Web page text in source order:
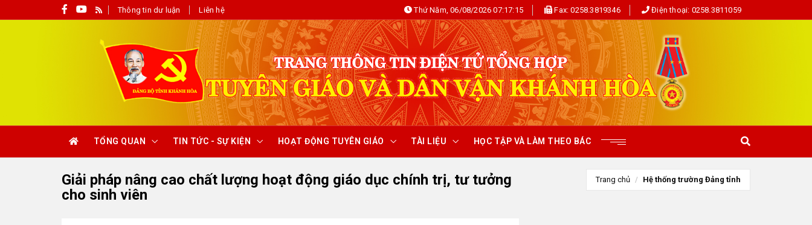
Thông tin dư luận Liên hệ Thứ Năm, 06/08/2026 07:17:15 Fax:0258.3819346 Điện thoại: 0258.3811059
TỔNG QUAN TIN TỨC - SỰ KIỆN HOẠT ĐỘNG TUYÊN GIÁO TÀI LIỆU HỌC TẬP VÀ LÀM THEO BÁC
Giải pháp nâng cao chất lượng hoạt động giáo dục chính trị, tư tưởng
cho sinh viên
Trang chủ Hệ thống trường Đảng tỉnh